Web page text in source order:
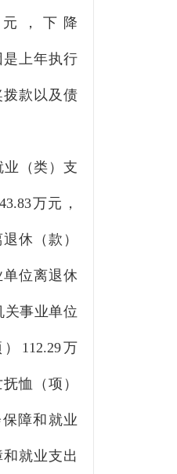
，下降
是上年执行
拨款以及债
（类）支
万元，
休（款）
单位离退休
关事业单位
112.29万
恤（项）
障和就业
和就业支出